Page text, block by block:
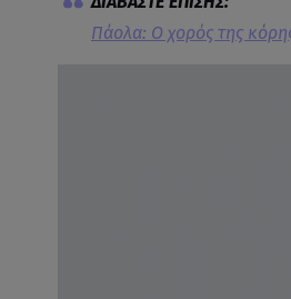
Πάολα: Ο χορός της